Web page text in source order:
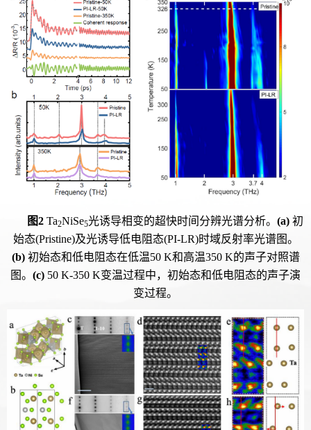
图2 Ta2NiSe5光诱导相变的超快时间分辨光谱分析。 (a) 初
始态(Pristine)及光诱导低电阻态(PI-LR)时域反射率光谱图。
(b) 初始态和低电阻态在低温50 K和高温350 K的声子对照谱
图。 (c) 50 K-350 K变温过程中，初始态和低电阻态的声子演
变过程。